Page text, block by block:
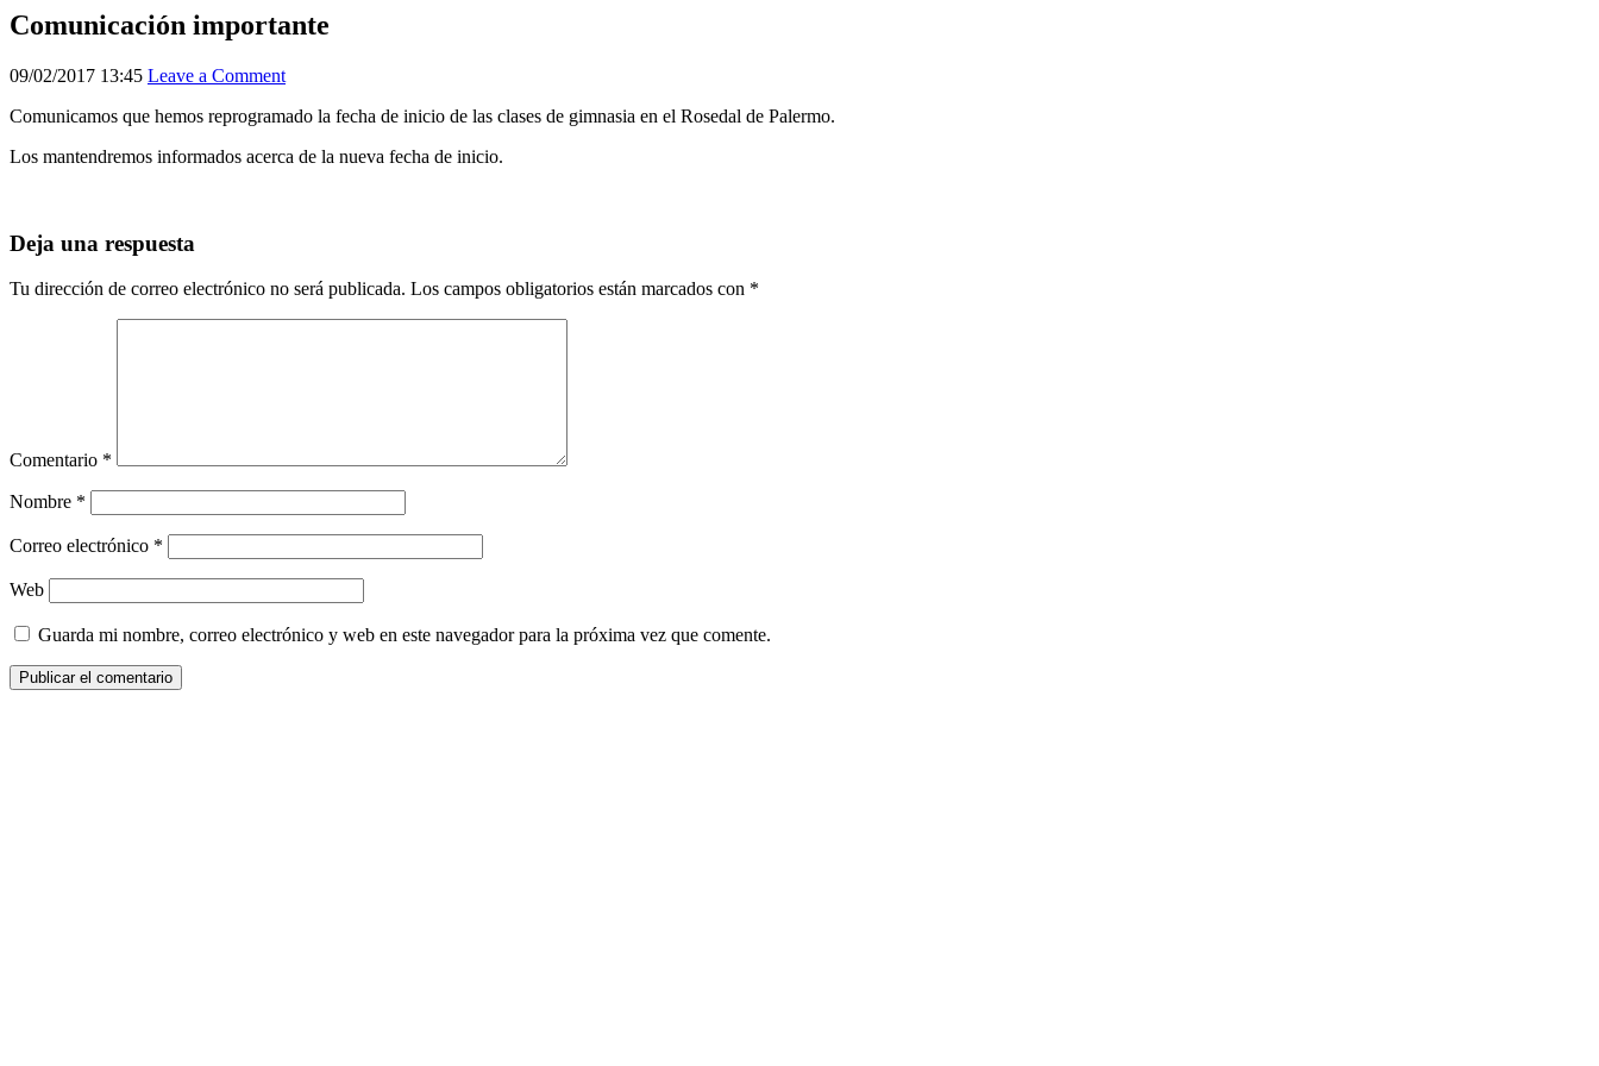
Comunicación importante
09/02/2017 13:45 Leave a Comment
Comunicamos que hemos reprogramado la fecha de inicio de las clases de gimnasia en el Rosedal de Palermo.
Los mantendremos informados acerca de la nueva fecha de inicio.
Deja una respuesta
Tu dirección de correo electrónico no será publicada. Los campos obligatorios están marcados con *
Comentario *
Nombre *
Correo electrónico *
Web
Guarda mi nombre, correo electrónico y web en este navegador para la próxima vez que comente.